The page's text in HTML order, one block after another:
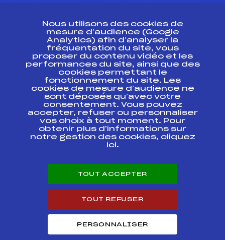
Ressources
Pass’Neige
Projet sportif fédéral
Projet de performance fédéral
Antidopage
Pôle Développement, Formation, Suivi
Scientifique
Listes ministérielles
Pôle vie de l’athlète
Enseignement professionnel
Carrières
Nous utilisons des cookies de
mesure d’audience (Google
Analytics) afin d’analyser la
fréquentation du site, vous
proposer du contenu vidéo et les
performances du site, ainsi que des
cookies permettant le
fonctionnement du site. Les
cookies de mesure d’audience ne
sont déposés qu’avec votre
consentement. Vous pouvez
accepter, refuser ou personnaliser
vos choix à tout moment. Pour
obtenir plus d'informations sur
notre gestion des cookies, cliquez
ici.
TOUT ACCEPTER
TOUT REFUSER
PERSONNALISER